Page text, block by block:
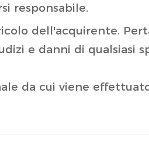
responsabile.
dell'acquirente.
e danni di qualsiasi
da cui viene